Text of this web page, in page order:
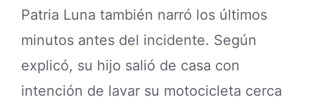
Patria Luna también narró los últimos
minutos antes del incidente. Según
explicó, su hijo salió de casa con
intención de lavar su motocicleta cerca